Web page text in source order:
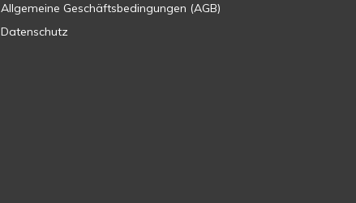
Allgemeine Geschäftsbedingungen (AGB)
Datenschutz